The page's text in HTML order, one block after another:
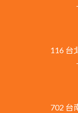
116 台
702 台